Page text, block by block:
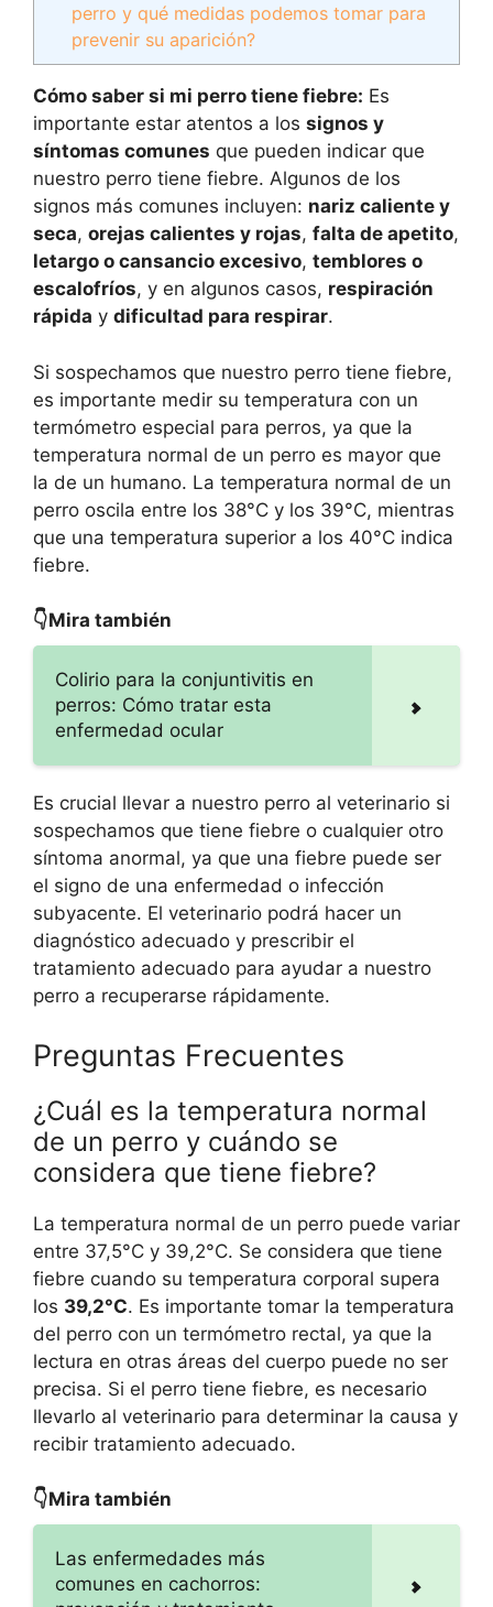
perro y qué medidas podemos tomar para
prevenir su aparición?
Cómo saber si mi perro tiene fiebre: Es
importante estar atentos a los signos y
síntomas comunes que pueden indicar que
nuestro perro tiene fiebre. Algunos de los
signos más comunes incluyen: nariz caliente y
seca, orejas calientes y rojas, falta de apetito,
letargo o cansancio excesivo, temblores o
escalofríos, y en algunos casos, respiración
rápida y dificultad para respirar.
Si sospechamos que nuestro perro tiene fiebre,
es importante medir su temperatura con un
termómetro especial para perros, ya que la
temperatura normal de un perro es mayor que
la de un humano. La temperatura normal de un
perro oscila entre los 38°C y los 39°C, mientras
que una temperatura superior a los 40°C indica
fiebre.
👇Mira también
Colirio para la conjuntivitis en
perros: Cómo tratar esta
enfermedad ocular
Es crucial llevar a nuestro perro al veterinario si
sospechamos que tiene fiebre o cualquier otro
síntoma anormal, ya que una fiebre puede ser
el signo de una enfermedad o infección
subyacente. El veterinario podrá hacer un
diagnóstico adecuado y prescribir el
tratamiento adecuado para ayudar a nuestro
perro a recuperarse rápidamente.
Preguntas Frecuentes
¿Cuál es la temperatura normal
de un perro y cuándo se
considera que tiene fiebre?
La temperatura normal de un perro puede variar
entre 37,5°C y 39,2°C. Se considera que tiene
fiebre cuando su temperatura corporal supera
los 39,2°C. Es importante tomar la temperatura
del perro con un termómetro rectal, ya que la
lectura en otras áreas del cuerpo puede no ser
precisa. Si el perro tiene fiebre, es necesario
llevarlo al veterinario para determinar la causa y
recibir tratamiento adecuado.
👇Mira también
Las enfermedades más
comunes en cachorros: